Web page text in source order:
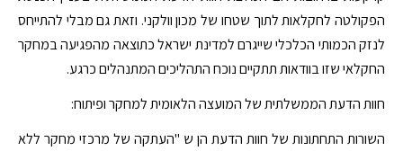
הפקולטה לחקלאות לתוך שטחו של מכון וולקני. וזאת גם מבלי להתייחס
לנזק הכמותי הכלכלי שייגרם למדינת ישראל כתוצאה מהפגיעה במחקר
החקלאי שזו בוודאות תתקיים נוכח התהליכים המתנהלים כרגע.
חוות הדעת הממשלתית של המועצה הלאומית למחקר ופיתוח:
השורות התחתונות של חוות הדעת הן ש "העתקה של מרכזי מחקר ללא